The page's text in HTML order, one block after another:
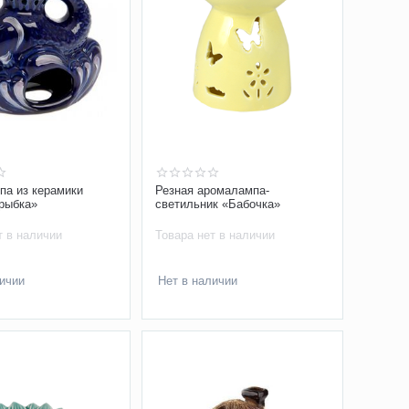
из керамики
в наличии
Резная аромалампа-
светильник «Бабочка»
Товара нет в наличии
Нет в наличии